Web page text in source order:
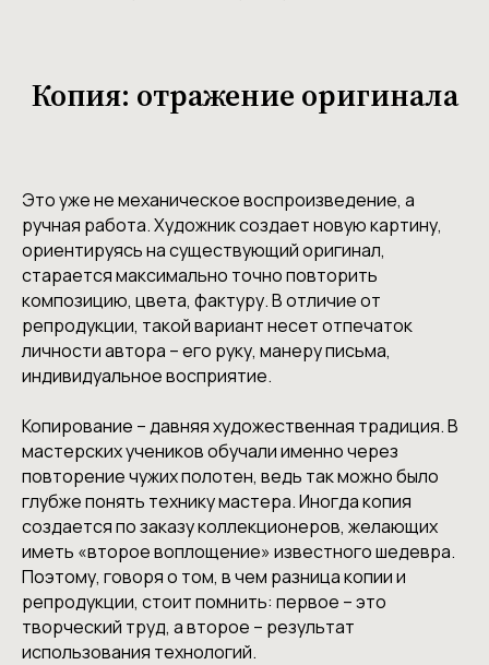
Копия: отражение оригинала
Это уже не механическое воспроизведение, а
ручная работа. Художник создает новую картину,
ориентируясь на существующий оригинал,
старается максимально точно повторить
композицию, цвета, фактуру. В отличие от
репродукции, такой вариант несет отпечаток
личности автора – его руку, манеру письма,
индивидуальное восприятие.
Копирование – давняя художественная традиция. В
мастерских учеников обучали именно через
повторение чужих полотен, ведь так можно было
глубже понять технику мастера. Иногда копия
создается по заказу коллекционеров, желающих
иметь «второе воплощение» известного шедевра.
Поэтому, говоря о том, в чем разница копии и
репродукции, стоит помнить: первое – это
творческий труд, а второе – результат
использования технологий.